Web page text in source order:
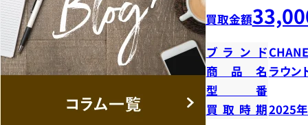
買取金額
ブランド
商品名 ラウン
型番
買取時期2025